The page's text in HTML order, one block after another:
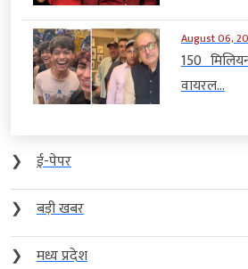
August 06,
150
वायरल...
❯
ई-पेपर
❯
बड़ी खबर
❯
मध्य प्रदेश